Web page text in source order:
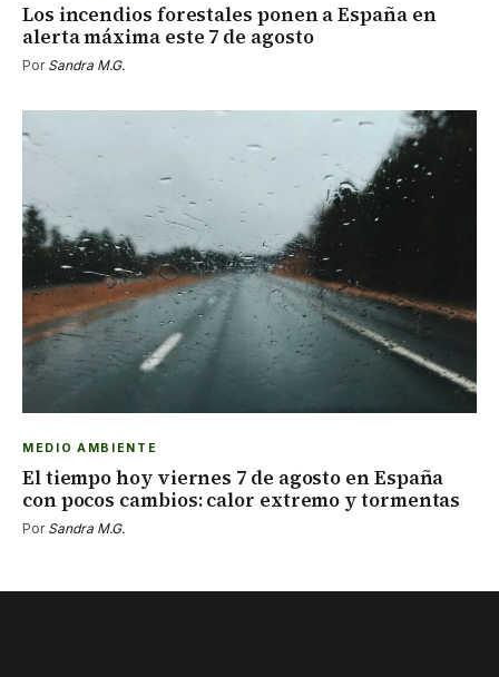
Los incendios forestales ponen a España en
alerta máxima este 7 de agosto
Por Sandra M.G.
MEDIO AMBIENTE
El tiempo hoy viernes 7 de agosto en España
con pocos cambios: calor extremo y tormentas
Por Sandra M.G.